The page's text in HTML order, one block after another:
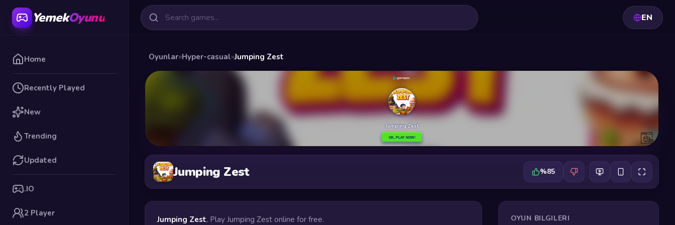
YemekOyunu
Home
Recently Played
New
Trending
Updated
.IO
2 Player
EN
Oyunlar»Hyper-casual»Jumping Zest
Jumping Zest %85
Jumping Zest, Play Jumping Zest online for free. OYUN BILGILERI